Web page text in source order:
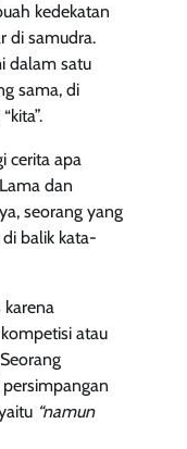
kedekatan
di samudra.
dalam satu
sama, di
cerita apa
dan
seorang yang
di balik kata-
karena
atau
“namun